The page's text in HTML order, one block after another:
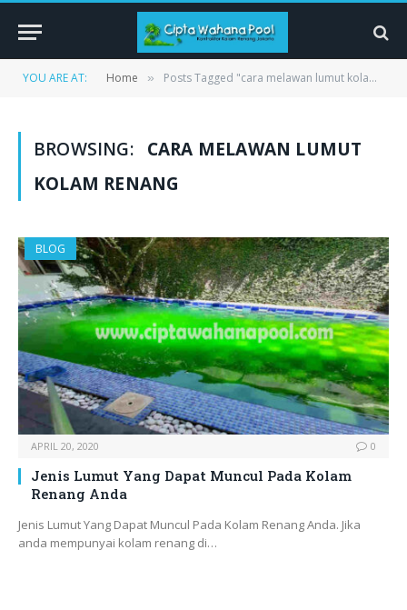
YOU ARE AT: Home » Posts Tagged "cara melawan lumut kolam renang"
BROWSING:
CARA MELAWAN LUMUT
KOLAM RENANG
BLOG
APRIL 20, 2020 0
Jenis Lumut Yang Dapat Muncul Pada Kolam
Renang Anda
Jenis Lumut Yang Dapat Muncul Pada Kolam Renang Anda. Jika
anda mempunyai kolam renang di…